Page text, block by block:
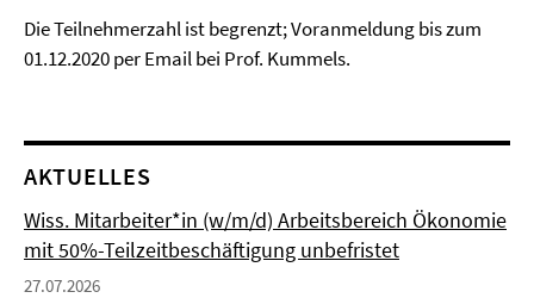
Die Teilnehmerzahl ist begrenzt; Voranmeldung bis zum
01.12.2020 per Email bei Prof. Kummels.
AKTUELLES
Wiss. Mitarbeiter*in (w/m/d) Arbeitsbereich Ökonomie
mit 50%-Teilzeitbeschäftigung unbefristet
27.07.2026